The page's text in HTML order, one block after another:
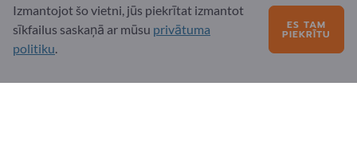
Jautājumi?
Biežāk uzdotie jautājumi
Izmantojot šo vietni, jūs piekrītat izmantot
sīkfailus saskaņā ar mūsu privātuma
politiku.
ES TAM
PIEKRĪTU